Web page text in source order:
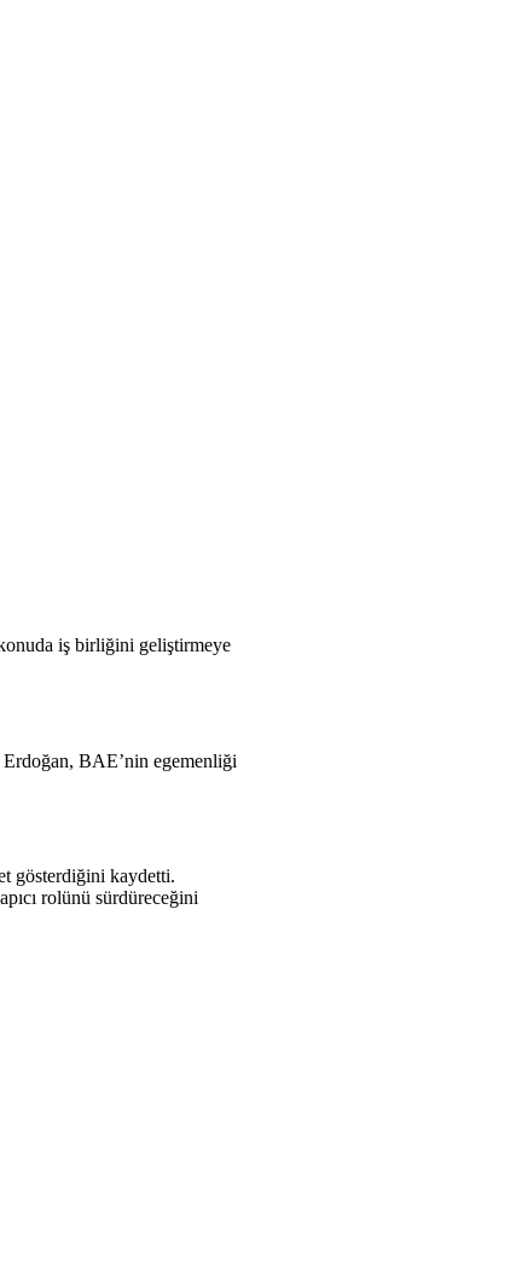
iş birliğini geliştirmeye
BAE’nin egemenliği
gösterdiğini kaydetti.
rolünü sürdüreceğini